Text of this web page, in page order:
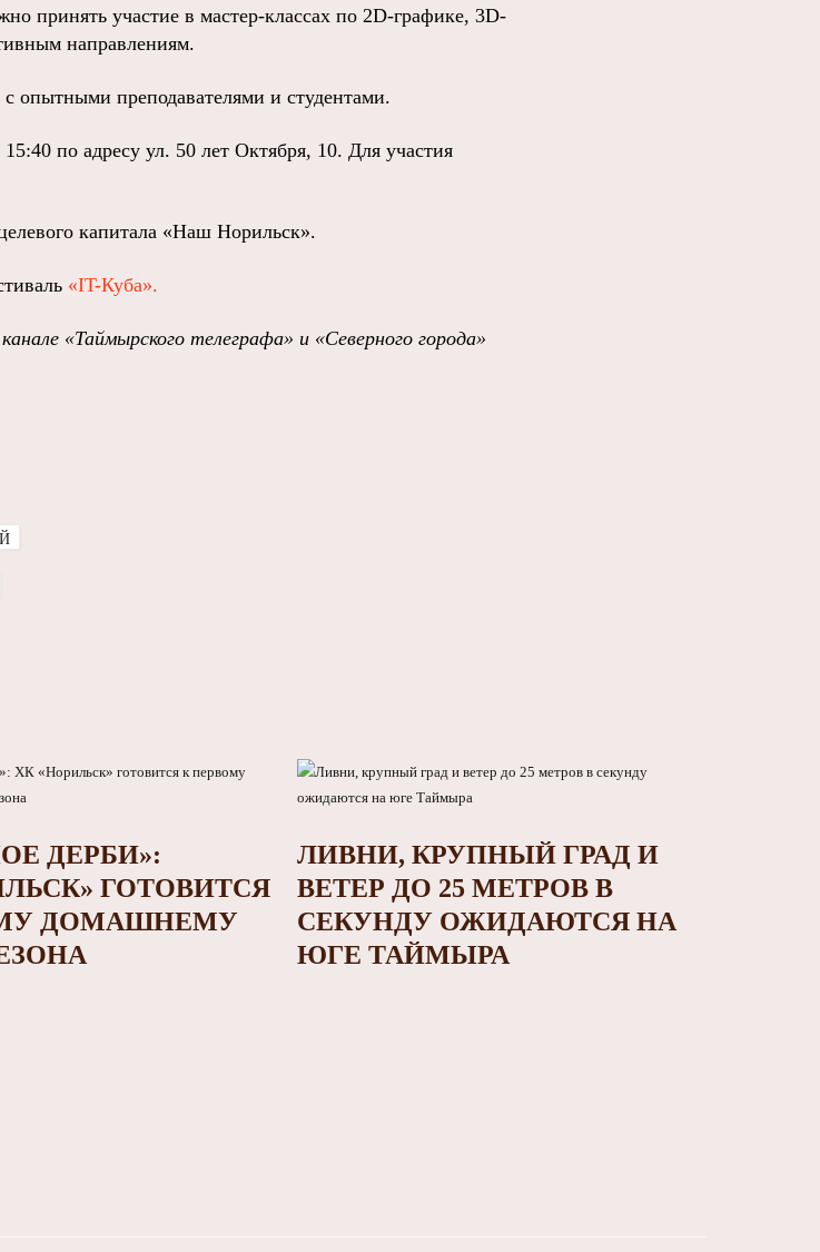
принять участие в мастер-классах по 2D-графике, 3D-
направлениям.
опытными преподавателями и студентами.
по адресу ул. 50 лет Октября, 10. Для участия
капитала «Наш Норильск».
«IT-Куба».
«Таймырского телеграфа» и «Северного города»
ДЕРБИ»:
ГОТОВИТСЯ
ДОМАШНЕМУ
ЛИВНИ, КРУПНЫЙ ГРАД И
ВЕТЕР ДО 25 МЕТРОВ В
СЕКУНДУ ОЖИДАЮТСЯ НА
ЮГЕ ТАЙМЫРА